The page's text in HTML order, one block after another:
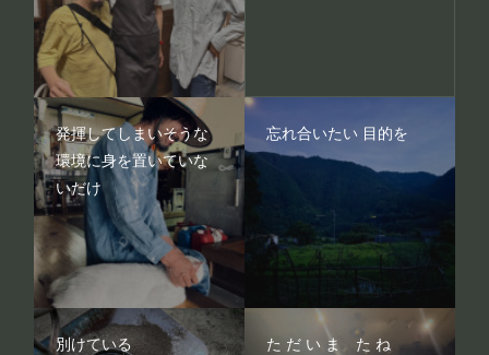
発揮してしまいそうな
環境に身を置いていな
いだけ
忘れ合いたい 目的を
別けている た だ い ま た ね